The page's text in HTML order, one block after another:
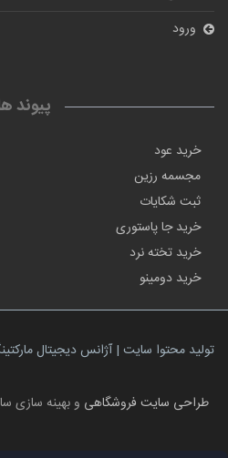
ورود
پیوند
خرید عود
مجسمه رزین
ثبت شکایات
خرید جا پاستوری
خرید تخته نرد
خرید دومینو
تولید محتوا سایت | آژانس دیجیتال
طراحی سایت فروشگاهی و بهینه سازی